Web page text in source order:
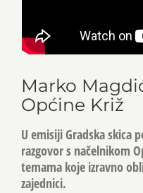
Marko
Općine Križ
U emisiji Gradska skica
razgovor s načelnikom
temama koje izravno
zajednici.